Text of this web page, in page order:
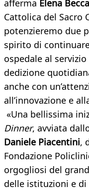
afferma Elena
Cattolica del Sacro
potenzieremo due
spirito di
ospedale al
dedizione
anche con
all’innovazione e
«Una bellissima
Dinner, avviata
Daniele Piacentini,
Fondazione
orgogliosi del
delle istituzioni e